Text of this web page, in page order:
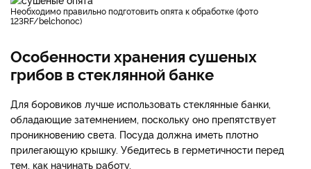
Необходимо правильно подготовить опята к обработке (фото
123RF/belchonoc)
Особенности хранения сушеных
грибов в стеклянной банке
Для боровиков лучше использовать стеклянные банки,
обладающие затемнением, поскольку оно препятствует
проникновению света. Посуда должна иметь плотно
прилегающую крышку. Убедитесь в герметичности перед
тем, как начинать работу.